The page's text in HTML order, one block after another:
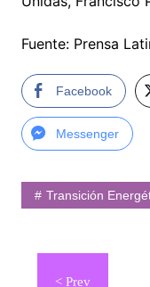
Fuente: Prensa
Facebook
Messenger
Transición
Navegación